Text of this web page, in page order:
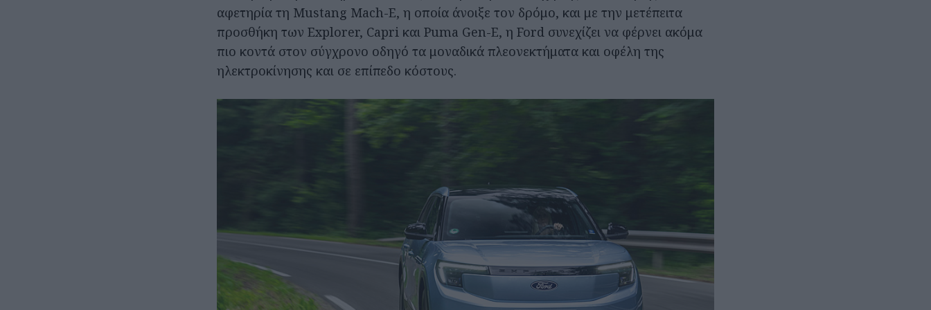
αφετηρία τη Mustang Mach-E, η οποία άνοιξε τον δρόμο, και με την μετέπειτα
προσθήκη των Explorer, Capri και Puma Gen-E, η Ford συνεχίζει να φέρνει ακόμα
πιο κοντά στον σύγχρονο οδηγό τα μοναδικά πλεονεκτήματα και οφέλη της
ηλεκτροκίνησης και σε επίπεδο κόστους.